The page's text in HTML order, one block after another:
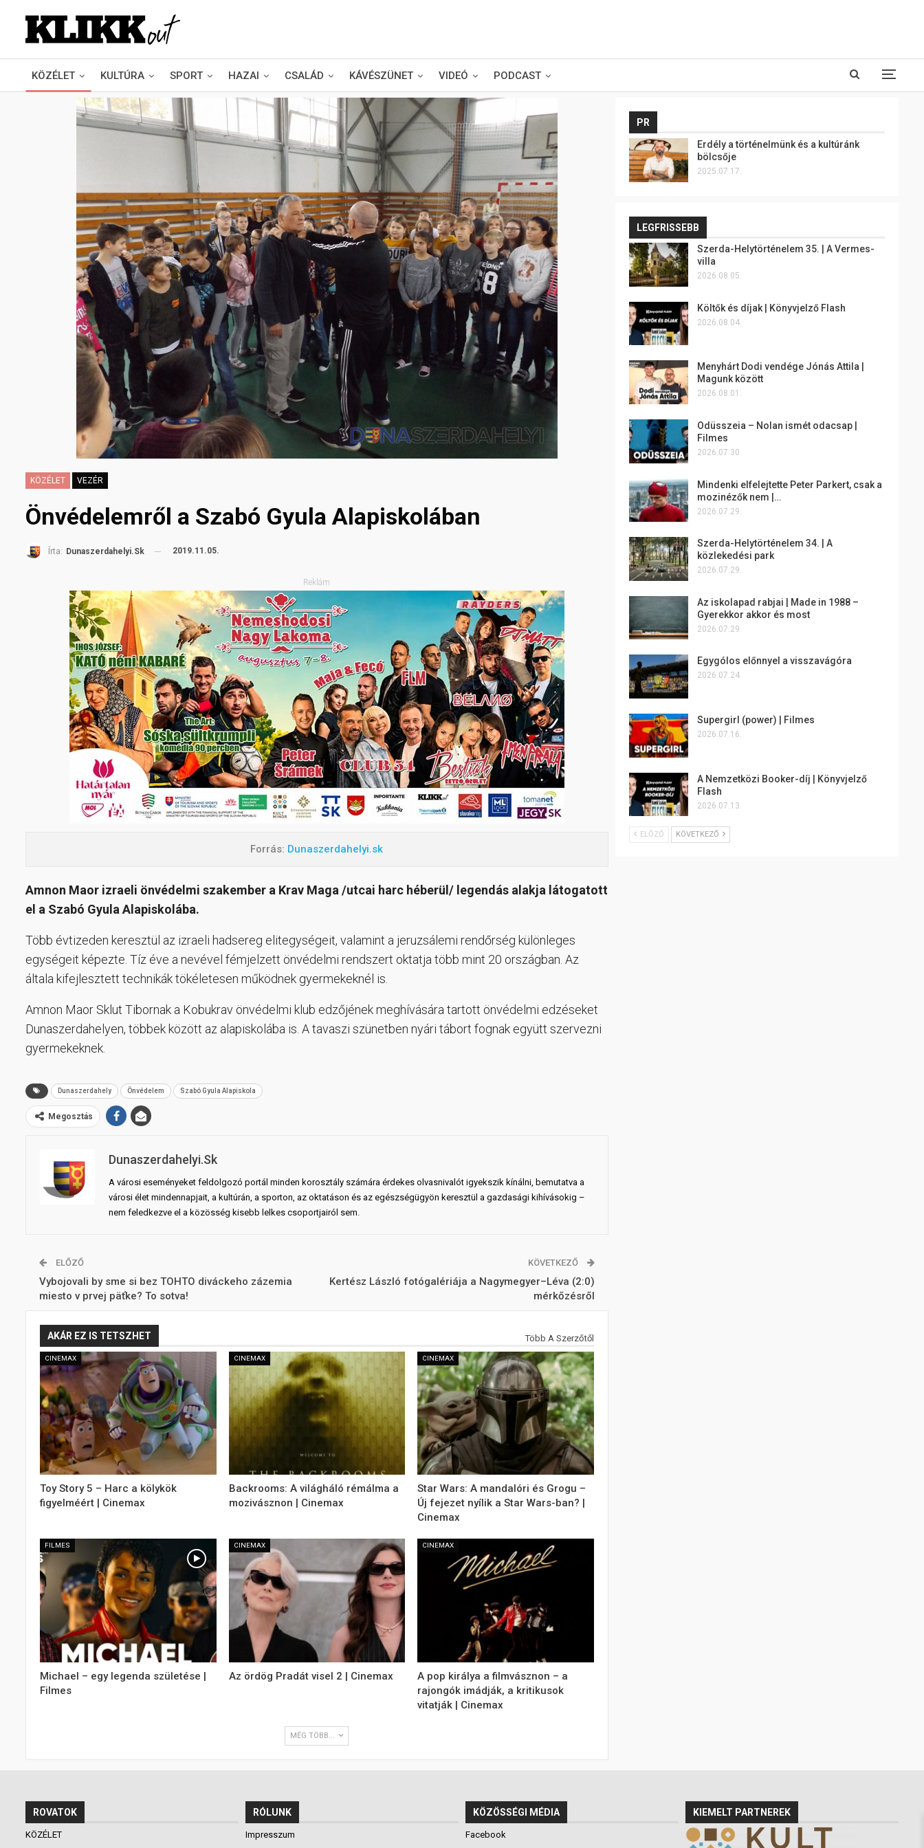
KÖZÉLET KULTÚRA SPORT HAZAI CSALÁD KÁVÉSZÜNET VIDEÓ PODCAST
KÖZÉLET VEZÉR
Önvédelemről a Szabó Gyula Alapiskolában
Írta: Dunaszerdahelyi.sk 2019.11.05.
Reklám
Forrás: Dunaszerdahelyi.sk
Amnon Maor izraeli önvédelmi szakember a Krav Maga /utcai harc héberül/ legendás alakja látogatott
el a Szabó Gyula Alapiskolába.
Több évtizeden keresztül az izraeli hadsereg elitegységeit, valamint a jeruzsálemi rendőrség különleges
egységeit képezte. Tíz éve a nevével fémjelzett önvédelmi rendszert oktatja több mint 20 országban. Az
általa kifejlesztett technikák tökéletesen működnek gyermekeknél is.
Amnon Maor Sklut Tibornak a Kobukrav önvédelmi klub edzőjének meghívására tartott önvédelmi edzéseket
Dunaszerdahelyen, többek között az alapiskolába is. A tavaszi szünetben nyári tábort fognak együtt szervezni
gyermekeknek.
Dunaszerdahely Önvédelem Szabó Gyula Alapiskola
Megosztás
Dunaszerdahelyi.sk
A városi eseményeket feldolgozó portál minden korosztály számára érdekes olvasnivalót igyekszik kínálni, bemutatva a
városi élet mindennapjait, a kultúrán, a sporton, az oktatáson és az egészségügyön keresztül a gazdasági kihívásokig –
nem feledkezve el a közösség kisebb lelkes csoportjairól sem.
ELŐZŐ
Vybojovali by sme si bez TOHTO diváckeho zázemia
miesto v prvej päťke? To sotva!
KÖVETKEZŐ
Kertész László fotógalériája a Nagymegyer–Léva (2:0)
mérkőzésről
AKÁR EZ IS TETSZHET Több A Szerzőtől
CINEMAX
Toy Story 5 – Harc a kölykök
figyelméért | Cinemax
CINEMAX
Backrooms: A világháló rémálma a
mozivásznon | Cinemax
CINEMAX
Star Wars: A mandalóri és Grogu –
Új fejezet nyílik a Star Wars-ban? |
Cinemax
FILMES
Michael – egy legenda születése |
Filmes
CINEMAX
Az ördög Pradát visel 2 | Cinemax
CINEMAX
A pop királya a filmvásznon – a
rajongók imádják, a kritikusok
vitatják | Cinemax
MÉG TÖBB...
PR
Erdély a történelmünk és a kultúránk
bölcsője
2025.07.17.
LEGFRISSEBB
Szerda-Helytörténelem 35. | A Vermes-
villa
2026.08.05.
Költők és díjak | Könyvjelző Flash
2026.08.04.
Menyhárt Dodi vendége Jónás Attila |
Magunk között
2026.08.01.
Odüsszeia – Nolan ismét odacsap |
Filmes
2026.07.30.
Mindenki elfelejtette Peter Parkert, csak a
mozinézők nem |…
2026.07.29.
Szerda-Helytörténelem 34. | A
közlekedési park
2026.07.29.
Az iskolapad rabjai | Made in 1988 –
Gyerekkor akkor és most
2026.07.29.
Egygólos előnnyel a visszavágóra
2026.07.24.
Supergirl (power) | Filmes
2026.07.16.
A Nemzetközi Booker-díj | Könyvjelző
Flash
2026.07.13.
ELŐZŐ KÖVETKEZŐ
ROVATOK
KÖZÉLET
RÓLUNK
Impresszum
KÖZÖSSÉGI MÉDIA
Facebook
KIEMELT PARTNEREK